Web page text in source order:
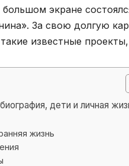
экране
За свою долгую
известные
дети и личная
жизнь